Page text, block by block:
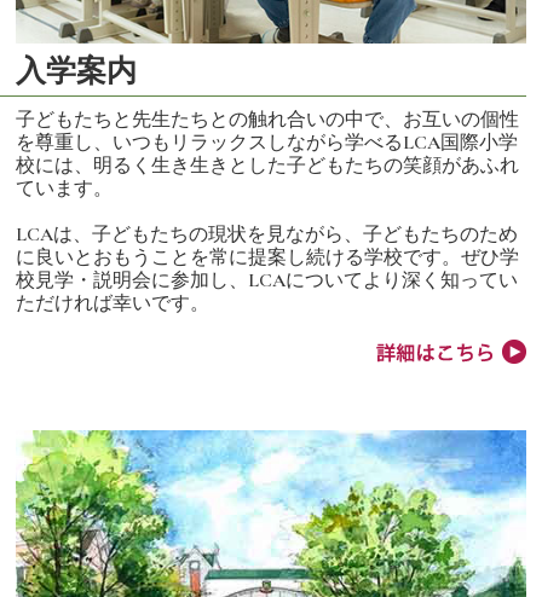
入学案内
子どもたちと先生たちとの触れ合いの中で、お互いの個性
を尊重し、いつもリラックスしながら学べるLCA国際小学
校には、明るく生き生きとした子どもたちの笑顔があふれ
ています。
LCAは、子どもたちの現状を見ながら、子どもたちのため
に良いとおもうことを常に提案し続ける学校です。ぜひ学
校見学・説明会に参加し、LCAについてより深く知ってい
ただければ幸いです。